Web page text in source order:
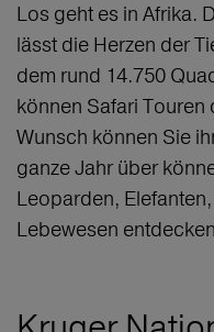
Los geht es in Afrika.
lässt die Herzen der
dem rund 14.750
können Safari
Wunsch können Sie
ganze Jahr über
Leoparden,
Lebewesen